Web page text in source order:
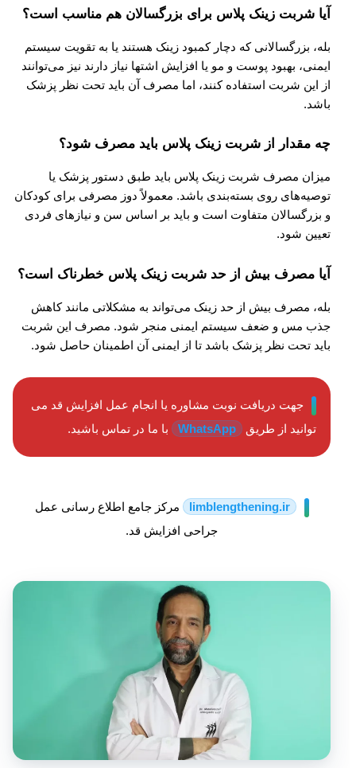
آیا شربت زینک پلاس برای بزرگسالان هم مناسب است؟
بله، بزرگسالانی که دچار کمبود زینک هستند یا به تقویت سیستم
ایمنی، بهبود پوست و مو یا افزایش اشتها نیاز دارند نیز می‌توانند
از این شربت استفاده کنند، اما مصرف آن باید تحت نظر پزشک
باشد.
چه مقدار از شربت زینک پلاس باید مصرف شود؟
میزان مصرف شربت زینک پلاس باید طبق دستور پزشک یا
توصیه‌های روی بسته‌بندی باشد. معمولاً دوز مصرفی برای کودکان
و بزرگسالان متفاوت است و باید بر اساس سن و نیازهای فردی
تعیین شود.
آیا مصرف بیش از حد شربت زینک پلاس خطرناک است؟
بله، مصرف بیش از حد زینک می‌تواند به مشکلاتی مانند کاهش
جذب مس و ضعف سیستم ایمنی منجر شود. مصرف این شربت
باید تحت نظر پزشک باشد تا از ایمنی آن اطمینان حاصل شود.
جهت دریافت نوبت مشاوره یا انجام عمل افزایش قد می
توانید از طریق WhatsApp با ما در تماس باشید.
limblengthening.ir
مرکز جامع اطلاع رسانی عمل
جراحی افزایش قد.